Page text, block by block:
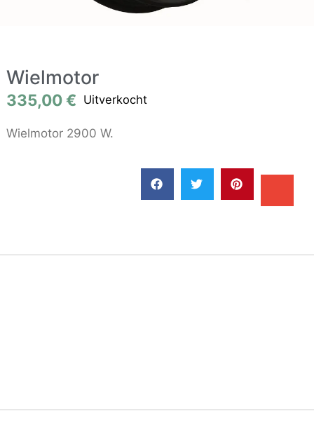
Wielmotor
335,00€ Uitverkocht
Wielmotor 2900 W.